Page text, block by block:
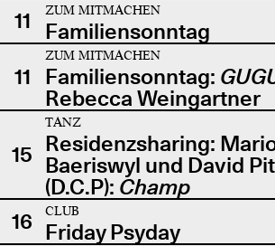
11
ZUM MITMACHEN
Familiensonntag
11
ZUM MITMACHEN
Familiensonntag:
Rebecca Weingartner
15
TANZ
Residenzsharing:
Baeriswyl und David
(D.C.P): Champ
16
CLUB
Friday Psyday